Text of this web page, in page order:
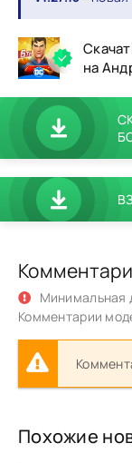
на
Минимальная
Комментарии
Похожие